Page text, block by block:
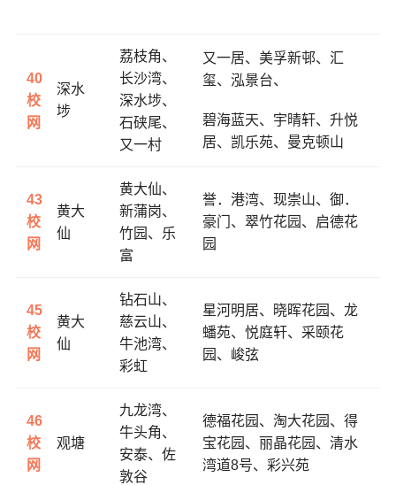
40
校
网
深水
埗
荔枝角、
长沙湾、
深水埗、
石硖尾、
又一村
又一居、 美孚新邨、 汇
玺、 泓景台、
碧海蓝天、 宇晴轩、 升悦
居、 凯乐苑、 曼克顿山
43
校
网
黄大
仙
黄大仙、
新蒲岗、
竹园、乐
富
誉．港湾、 现崇山、 御．
豪门、 翠竹花园、 启德花
园
45
校
网
黄大
仙
钻石山、
慈云山、
牛池湾、
彩虹
星河明居、 晓晖花园、 龙
蟠苑、 悦庭轩、 采颐花
园、 峻弦
46
校
网
观塘
九龙湾、
牛头角、
安泰、佐
敦谷
德福花园、 淘大花园、 得
宝花园、 丽晶花园、 清水
湾道8号、 彩兴苑